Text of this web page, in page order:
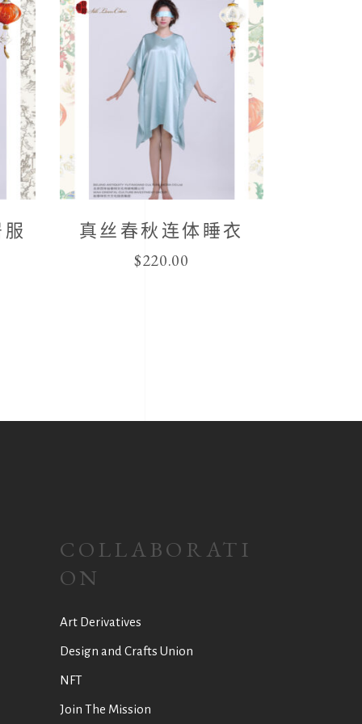
真丝春秋连体睡衣
$220.00
COLLABORATI
ON
Art Derivatives
Design and Crafts Union
NFT
Join The Mission